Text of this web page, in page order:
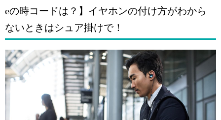
eの時コードは？】イヤホンの付け方がわから
ないときはシュア掛けで！